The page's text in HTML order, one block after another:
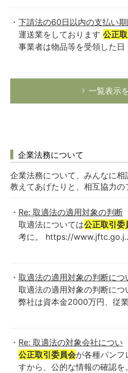
下請法の60日以内の支払い
運送業をしております 公正
事業者は物品等を受領した
一覧表示
企業法務について
企業法務について、みんなに
教えてあげたりと、相互協力の
Re: 取適法の適用対象の判断
取適法については公正取引委
考に。 https://
取適法の適用対象の判断につ
取適法の適用対象の判断につ
弊社は資本金2000万円、従
Re: 取適法の対象会社につい
公正取引委員会が各種パンフ
すから、公的な情報の確認